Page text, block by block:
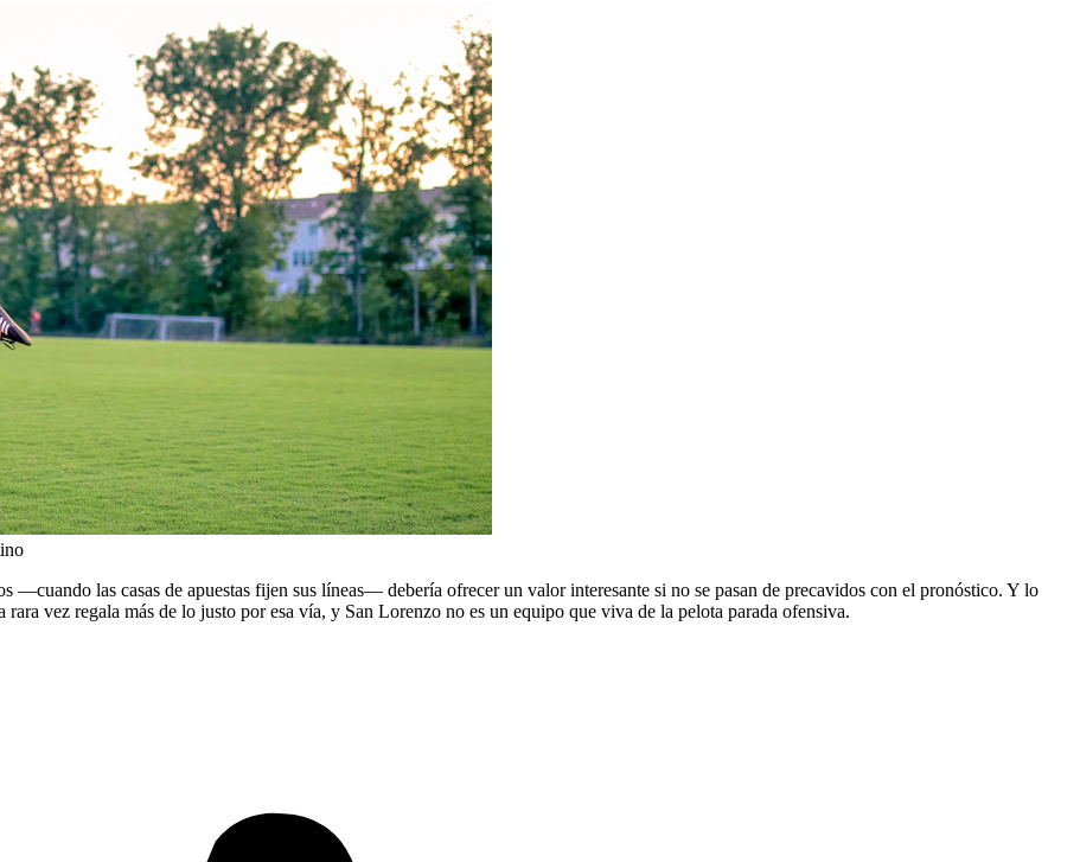
—cuando las casas de apuestas fijen sus líneas— debería ofrecer un valor interesante si no se pasan de precavidos con el pronóstico. Y lo
vez regala más de lo justo por esa vía, y San Lorenzo no es un equipo que viva de la pelota parada ofensiva.